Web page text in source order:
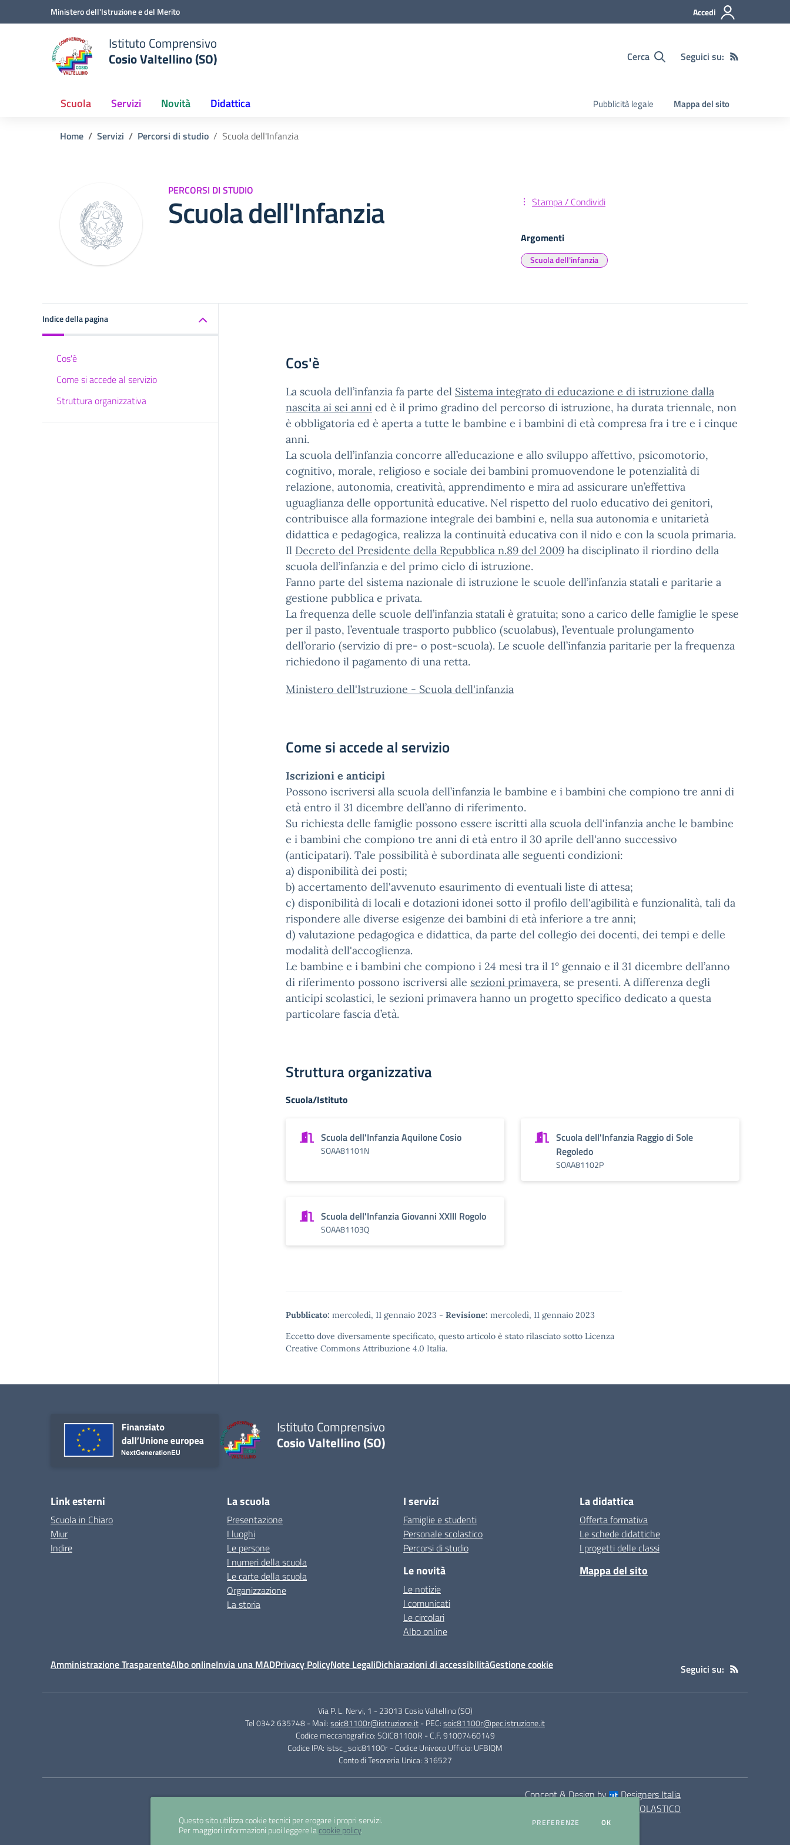
Vai ai contenuti
Vai al menu di navigazioneMinistero dell'Istruzione e del Merito Accedi
Istituto Comprensivo
Cosio Valtellino (SO)
Cerca Seguici su:
Scuola Servizi Novità Didattica Pubblicità legale Mappa del sito
Home Servizi Percorsi di studio Scuola dell'Infanzia
PERCORSI DI STUDIO
Scuola dell'Infanzia Stampa / Condividi
Argomenti
Scuola dell'infanzia
Indice della pagina
Cos'è
Come si accede al servizio
Struttura organizzativa
Cos'è
La scuola dell’infanzia fa parte del Sistema integrato di educazione e di istruzione dalla
nascita ai sei anni ed è il primo gradino del percorso di istruzione, ha durata triennale, non
è obbligatoria ed è aperta a tutte le bambine e i bambini di età compresa fra i tre e i cinque
anni.
La scuola dell’infanzia concorre all’educazione e allo sviluppo affettivo, psicomotorio,
cognitivo, morale, religioso e sociale dei bambini promuovendone le potenzialità di
relazione, autonomia, creatività, apprendimento e mira ad assicurare un’effettiva
uguaglianza delle opportunità educative. Nel rispetto del ruolo educativo dei genitori,
contribuisce alla formazione integrale dei bambini e, nella sua autonomia e unitarietà
didattica e pedagogica, realizza la continuità educativa con il nido e con la scuola primaria.
Il Decreto del Presidente della Repubblica n.89 del 2009 ha disciplinato il riordino della
scuola dell’infanzia e del primo ciclo di istruzione.
Fanno parte del sistema nazionale di istruzione le scuole dell’infanzia statali e paritarie a
gestione pubblica e privata.
La frequenza delle scuole dell’infanzia statali è gratuita; sono a carico delle famiglie le spese
per il pasto, l’eventuale trasporto pubblico (scuolabus), l’eventuale prolungamento
dell’orario (servizio di pre- o post-scuola). Le scuole dell’infanzia paritarie per la frequenza
richiedono il pagamento di una retta.
Ministero dell'Istruzione - Scuola dell'infanzia
Come si accede al servizio
Iscrizioni e anticipi
Possono iscriversi alla scuola dell’infanzia le bambine e i bambini che compiono tre anni di
età entro il 31 dicembre dell’anno di riferimento.
Su richiesta delle famiglie possono essere iscritti alla scuola dell'infanzia anche le bambine
e i bambini che compiono tre anni di età entro il 30 aprile dell'anno successivo
(anticipatari). Tale possibilità è subordinata alle seguenti condizioni:
a) disponibilità dei posti;
b) accertamento dell'avvenuto esaurimento di eventuali liste di attesa;
c) disponibilità di locali e dotazioni idonei sotto il profilo dell'agibilità e funzionalità, tali da
rispondere alle diverse esigenze dei bambini di età inferiore a tre anni;
d) valutazione pedagogica e didattica, da parte del collegio dei docenti, dei tempi e delle
modalità dell'accoglienza.
Le bambine e i bambini che compiono i 24 mesi tra il 1° gennaio e il 31 dicembre dell’anno
di riferimento possono iscriversi alle sezioni primavera, se presenti. A differenza degli
anticipi scolastici, le sezioni primavera hanno un progetto specifico dedicato a questa
particolare fascia d’età.
Struttura organizzativa
Scuola/Istituto
Scuola dell'Infanzia Aquilone Cosio
SOAA81101N
Scuola dell'Infanzia Raggio di Sole
Regoledo
SOAA81102P
Scuola dell'Infanzia Giovanni XXIII Rogolo
SOAA81103Q
Pubblicato: mercoledì, 11 gennaio 2023 - Revisione: mercoledì, 11 gennaio 2023
Eccetto dove diversamente specificato, questo articolo è stato rilasciato sotto Licenza
Creative Commons Attribuzione 4.0 Italia.
Istituto Comprensivo
Cosio Valtellino (SO)
Link esterni
Scuola in Chiaro
Miur
Indire
La scuola
Presentazione
I luoghi
Le persone
I numeri della scuola
Le carte della scuola
Organizzazione
La storia
I servizi
Famiglie e studenti
Personale scolastico
Percorsi di studio
Le novità
Le notizie
I comunicati
Le circolari
Albo online
La didattica
Offerta formativa
Le schede didattiche
I progetti delle classi
Mappa del sito
Amministrazione TrasparenteAlbo onlineInvia una MADPrivacy PolicyNote LegaliDichiarazioni di accessibilitàGestione cookie Seguici su:
Via P. L. Nervi, 1 -23013 Cosio Valtellino (SO)
Tel 0342 635748- Mail:soic81100r@istruzione.it- PEC:soic81100r@pec.istruzione.it
Codice meccanografico: SOIC81100R - C.F. 91007460149
Codice IPA: istsc_soic81100r- Codice Univoco Ufficio: UFBIQM
Conto di Tesoreria Unica: 316527
Concept & Design by
Designers Italia
SCUOLASTICO
Questo sito utilizza cookie tecnici per erogare i propri servizi.
Per maggiori informazioni puoi leggere lacookie policy.
PREFERENZE DEI COOKIE
OK